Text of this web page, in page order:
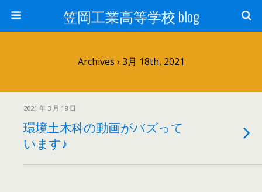
笠岡工業高等学校 blog
Archives › 3月 18th, 2021
2021 年 3 月 18 日
環境土木科の動画がバズって
います♪